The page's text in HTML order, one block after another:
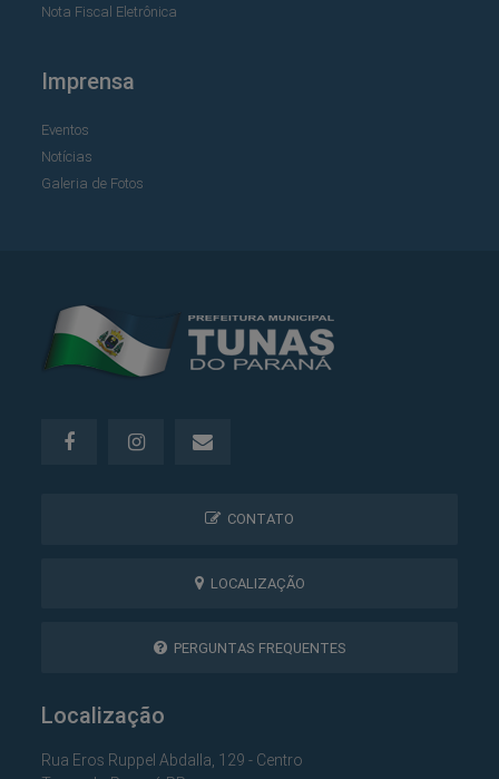
Nota Fiscal Eletrônica
Imprensa
Eventos
Notícias
Galeria de Fotos
CONTATO
LOCALIZAÇÃO
PERGUNTAS FREQUENTES
Localização
Rua Eros Ruppel Abdalla, 129 - Centro